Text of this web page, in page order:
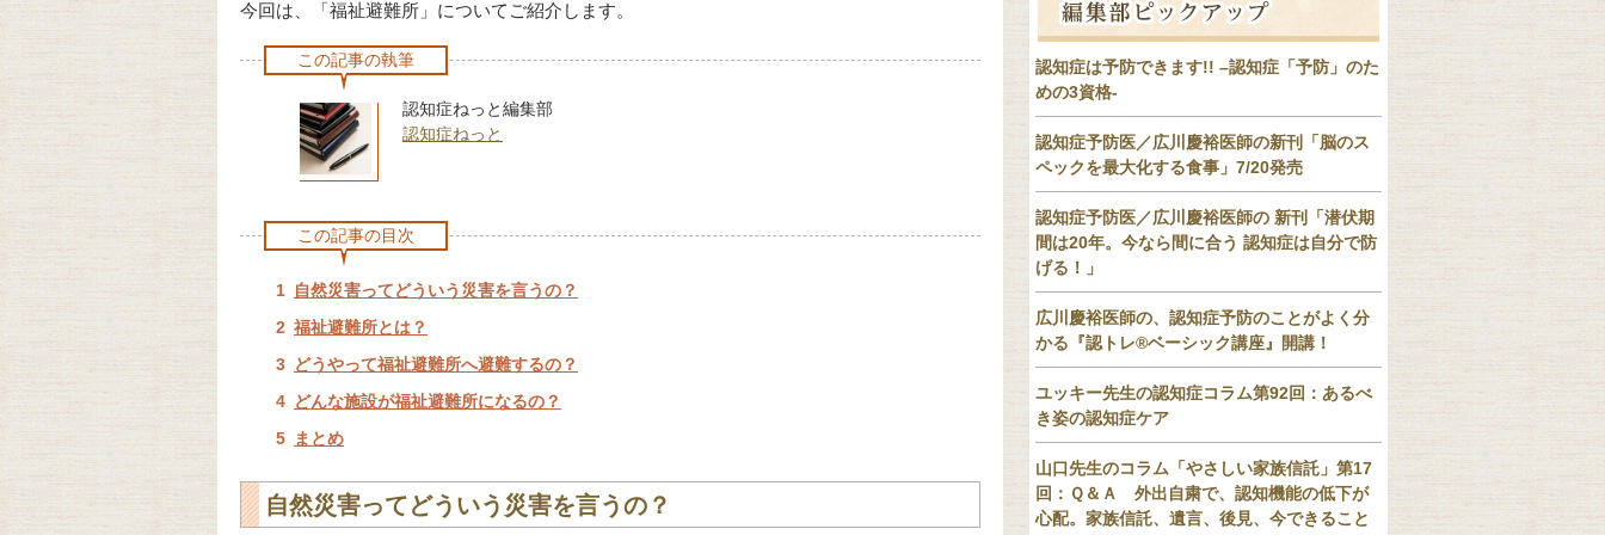
今回は、「福祉避難所」についてご紹介します。
この記事の執筆
認知症ねっと編集部
認知症ねっと
この記事の目次
自然災害ってどういう災害を言うの？
福祉避難所とは？
どうやって福祉避難所へ避難するの？
どんな施設が福祉避難所になるの？
まとめ
自然災害ってどういう災害を言うの？
認知症は予防できます!! –認知症「予防」のた
めの3資格-
認知症予防医／広川慶裕医師の新刊「脳のス
ペックを最大化する食事」7/20発売
認知症予防医／広川慶裕医師の 新刊「潜伏期
間は20年。今なら間に合う 認知症は自分で防
げる！」
広川慶裕医師の、認知症予防のことがよく分
かる『認トレ®️ベーシック講座』開講！
ユッキー先生の認知症コラム第92回：あるべ
き姿の認知症ケア
山口先生のコラム「やさしい家族信託」第17
回：Ｑ＆Ａ 外出自粛で、認知機能の低下が
心配。家族信託、遺言、後見、今できること